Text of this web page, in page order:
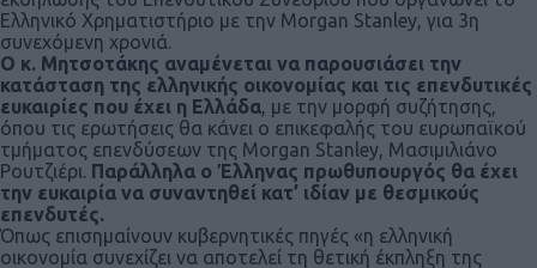
Ελληνικό Χρηματιστήριο με την Morgan Stanley, για 3η
συνεχόμενη χρονιά.
Ο κ. Μητσοτάκης αναμένεται να παρουσιάσει την
κατάσταση της ελληνικής οικονομίας και τις επενδυτικές
ευκαιρίες που έχει η Ελλάδα, με την μορφή συζήτησης,
όπου τις ερωτήσεις θα κάνει ο επικεφαλής του ευρωπαϊκού
τμήματος επενδύσεων της Morgan Stanley, Μασιμιλιάνο
Ρουτζιέρι. Παράλληλα ο Έλληνας πρωθυπουργός θα έχει
την ευκαιρία να συναντηθεί κατ’ ιδίαν με θεσμικούς
επενδυτές.
Όπως επισημαίνουν κυβερνητικές πηγές «η ελληνική
οικονομία συνεχίζει να αποτελεί τη θετική έκπληξη της